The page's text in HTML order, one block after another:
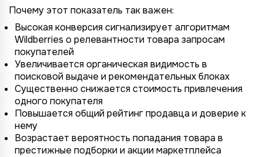
Почему этот показатель так важен:
Высокая конверсия сигнализирует алгоритмам
Wildberries о релевантности товара запросам
покупателей
Увеличивается органическая видимость в
поисковой выдаче и рекомендательных блоках
Существенно снижается стоимость привлечения
одного покупателя
Повышается общий рейтинг продавца и доверие к
нему
Возрастает вероятность попадания товара в
престижные подборки и акции маркетплейса